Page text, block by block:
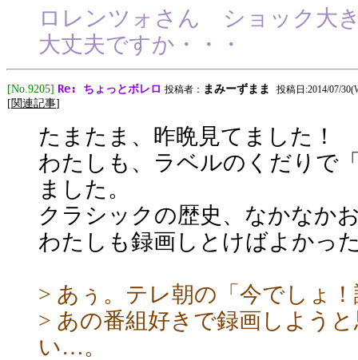
ロレンツォさん ショック大
大丈夫ですか・・・
[No.9205] Re: ちょっとボレロ 投稿者： まみーずまま 投稿日:2014/07/
[関連記事]
たまたま、昨晩見てました！
わたしも、ラベルのくだりで
ました。
クラシックの歴史、なかなか
わたしも録画しとけばよかっ
> あぅ。テレ朝の「今でしょ
> あの番組好きで録画しよう
い…。